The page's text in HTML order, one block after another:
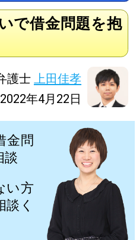
で借金問題を抱
護士 上田佳孝
年4月22日
金問
談
い方
く